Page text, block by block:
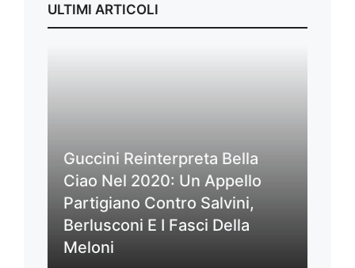
ULTIMI ARTICOLI
Guccini Reinterpreta Bella
Ciao Nel 2020: Un Appello
Partigiano Contro Salvini,
Berlusconi E I Fasci Della
Meloni